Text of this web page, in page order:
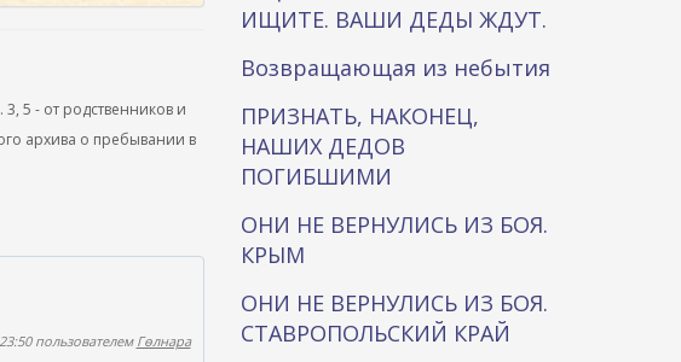
5 - от родственников и
архива о пребывании в
пользователем Гөлнара
ИЩИТЕ. ВАШИ ДЕДЫ ЖДУТ.
Возвращающая из небытия
ПРИЗНАТЬ, НАКОНЕЦ,
НАШИХ ДЕДОВ
ПОГИБШИМИ
ОНИ НЕ ВЕРНУЛИСЬ ИЗ БОЯ.
КРЫМ
ОНИ НЕ ВЕРНУЛИСЬ ИЗ БОЯ.
СТАВРОПОЛЬСКИЙ КРАЙ